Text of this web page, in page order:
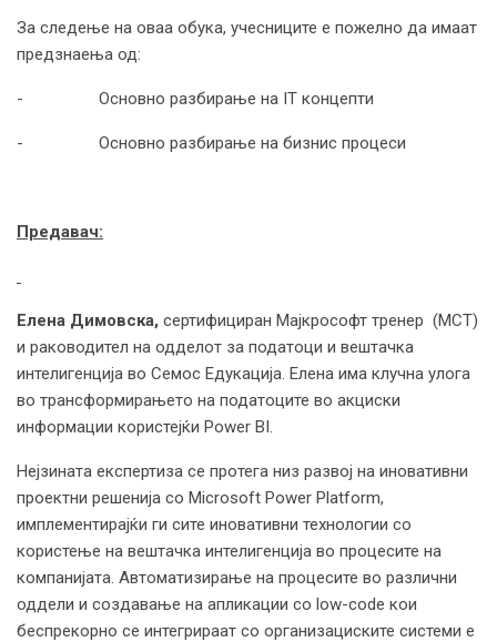
За следење на оваа обука, учесниците е пожелно да имаат
предзнаења од:
- Основно разбирање на IT концепти
- Основно разбирање на бизнис процеси
Предавач:
Елена Димовска, сертифициран Мајкрософт тренер (MCT)
и раководител на одделот за податоци и вештачка
интелигенција во Семос Едукација. Елена има клучна улога
во трансформирањето на податоците во акциски
информации користејќи Power BI.
Нејзината експертиза се протега низ развој на иновативни
проектни решенија со Microsoft Power Platform,
имплементирајќи ги сите иновативни технологии со
користење на вештачка интелигенција во процесите на
компанијата. Автоматизирање на процесите во различни
оддели и создавање на апликации со low-code кои
беспрекорно се интегрираат со организациските системи е